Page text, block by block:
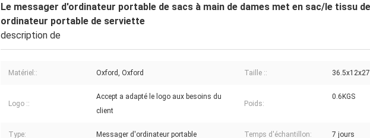
Le messager d'ordinateur portable de sacs à main de dames met en sac/le tissu
ordinateur portable de serviette
description de
Matériel:: Oxford, Oxford Taille ::
Logo ::
Accept a adapté le logo aux besoins du
client
Poids:
0.6KGS
Type: Messager d'ordinateur portable Temps d'échantillon: 7 jours